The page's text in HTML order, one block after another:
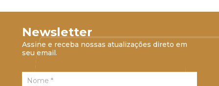
Newsletter
Assine e receba nossas atualizações direto em
seu email.